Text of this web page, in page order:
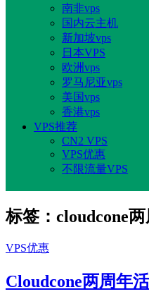
南非vps
国内云主机
新加坡vps
日本VPS
欧洲vps
罗马尼亚vps
美国vps
香港vps
VPS推荐
CN2 VPS
VPS优惠
不限流量VPS
标签：cloudcone
VPS优惠
Cloudcone两周年